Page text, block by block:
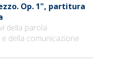
Op. 1", partitura
della parola
e della comunicazione